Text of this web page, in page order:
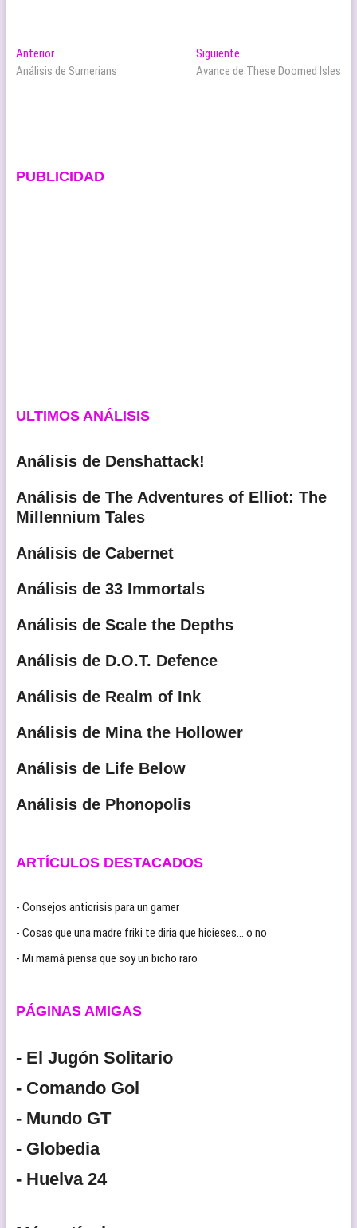
Navegación
de
AnteriorEntrada
anterior:
Análisis de Sumerians
Siguiente
siguiente:
Avance de These Doomed Isles
PUBLICIDAD
ULTIMOS ANÁLISIS
Análisis de Denshattack!
Análisis de The Adventures of Elliot: The
Millennium Tales
Análisis de Cabernet
Análisis de 33 Immortals
Análisis de Scale the Depths
Análisis de D.O.T. Defence
Análisis de Realm of Ink
Análisis de Mina the Hollower
Análisis de Life Below
Análisis de Phonopolis
ARTÍCULOS DESTACADOS
- Consejos anticrisis para un gamer
- Cosas que una madre friki te diria que hicieses… o no
- Mi mamá piensa que soy un bicho raro
PÁGINAS AMIGAS
- El Jugón Solitario
- Comando Gol
- Mundo GT
- Globedia
- Huelva 24